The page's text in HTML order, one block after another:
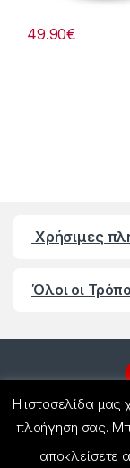
49.90€
Χρήσιμες
Όλοι οι
Η ιστοσελίδα μας
πλοήγηση σας.
αποκλείσετε